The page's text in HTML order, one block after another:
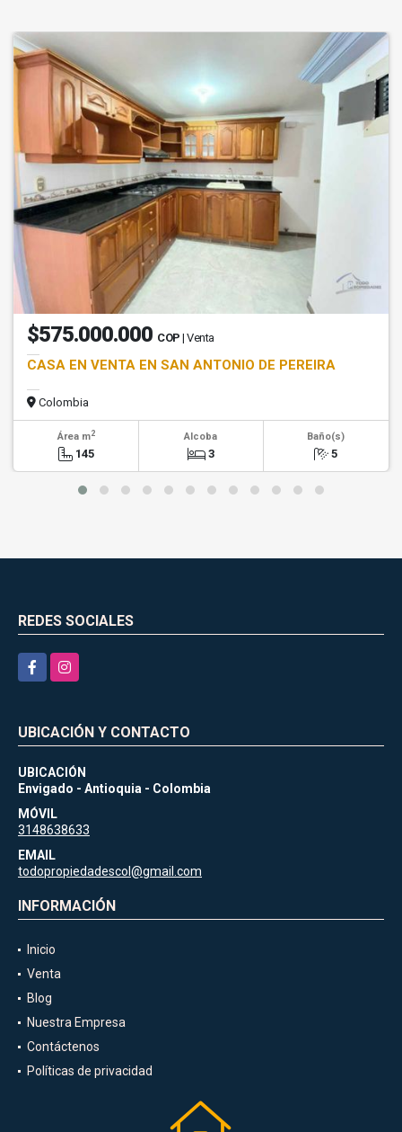
$575.000.000 COP | Venta
CASA EN VENTA EN SAN ANTONIO DE PEREIRA
Colombia
Área m2
145
Alcoba
3
Baño(s)
5
REDES SOCIALES
FacebookInstagram
UBICACIÓN Y CONTACTO
UBICACIÓN
Envigado - Antioquia - Colombia
MÓVIL
3148638633
EMAIL
todopropiedadescol@gmail.com
INFORMACIÓN
Inicio
Venta
Blog
Nuestra Empresa
Contáctenos
Políticas de privacidad